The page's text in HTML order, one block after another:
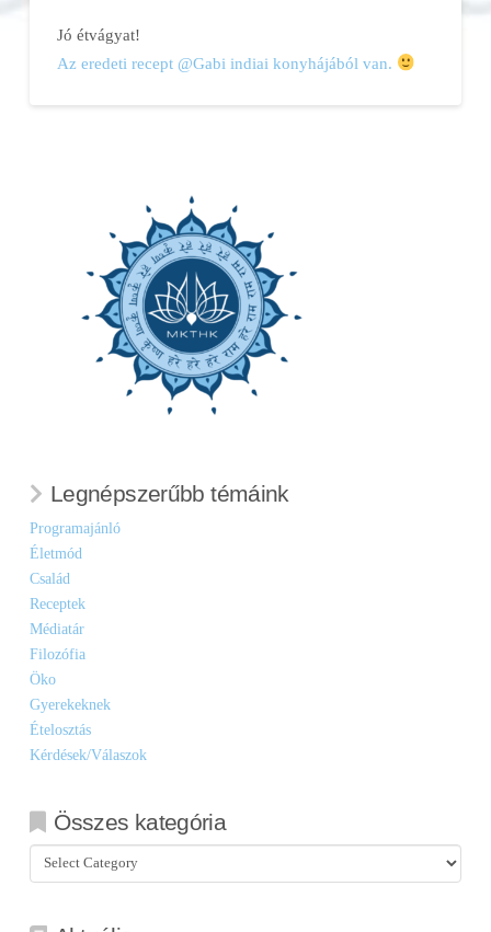
Jó étvágyat!
Az eredeti recept @Gabi indiai konyhájából van.
Legnépszerűbb témáink
Programajánló
Életmód
Család
Receptek
Médiatár
Filozófia
Öko
Gyerekeknek
Ételosztás
Kérdések/Válaszok
Összes kategória
Összes
kategória